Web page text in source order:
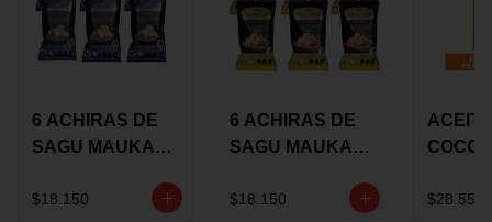
6 ACHIRAS DE
SAGU MAUKA
$18.150
6 ACHIRAS DE
SAGU MAUKA
GRS
$18.150
COCO
150G
$28.550